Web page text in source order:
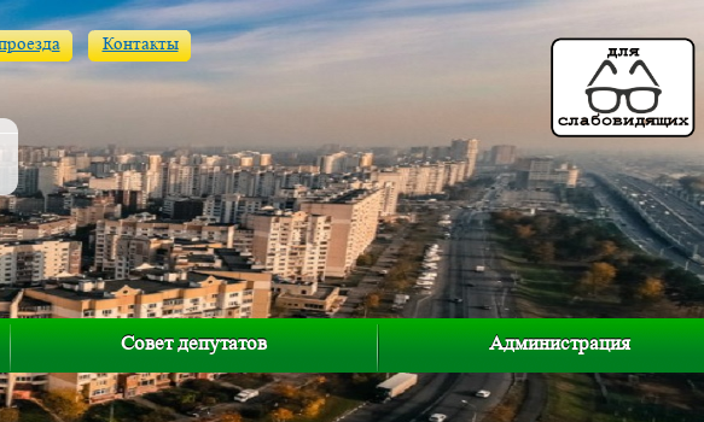
Контакты
Совет депутатов Администрация